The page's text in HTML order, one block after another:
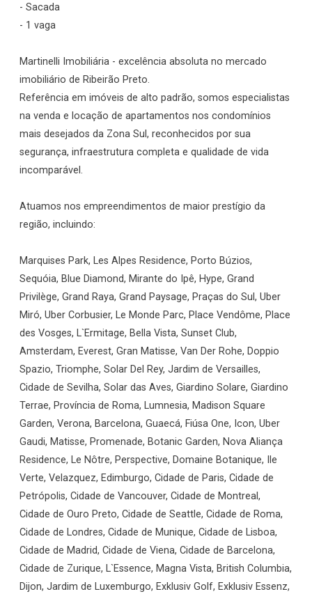
- Sacada
- 1 vaga
Martinelli Imobiliária - excelência absoluta no mercado
imobiliário de Ribeirão Preto.
Referência em imóveis de alto padrão, somos especialistas
na venda e locação de apartamentos nos condomínios
mais desejados da Zona Sul, reconhecidos por sua
segurança, infraestrutura completa e qualidade de vida
incomparável.
Atuamos nos empreendimentos de maior prestígio da
região, incluindo:
Marquises Park, Les Alpes Residence, Porto Búzios,
Sequóia, Blue Diamond, Mirante do Ipê, Hype, Grand
Privilège, Grand Raya, Grand Paysage, Praças do Sul, Uber
Miró, Uber Corbusier, Le Monde Parc, Place Vendôme, Place
des Vosges, L`Ermitage, Bella Vista, Sunset Club,
Amsterdam, Everest, Gran Matisse, Van Der Rohe, Doppio
Spazio, Triomphe, Solar Del Rey, Jardim de Versailles,
Cidade de Sevilha, Solar das Aves, Giardino Solare, Giardino
Terrae, Província de Roma, Lumnesia, Madison Square
Garden, Verona, Barcelona, Guaecá, Fiúsa One, Icon, Uber
Gaudi, Matisse, Promenade, Botanic Garden, Nova Aliança
Residence, Le Nôtre, Perspective, Domaine Botanique, Ile
Verte, Velazquez, Edimburgo, Cidade de Paris, Cidade de
Petrópolis, Cidade de Vancouver, Cidade de Montreal,
Cidade de Ouro Preto, Cidade de Seattle, Cidade de Roma,
Cidade de Londres, Cidade de Munique, Cidade de Lisboa,
Cidade de Madrid, Cidade de Viena, Cidade de Barcelona,
Cidade de Zurique, L`Essence, Magna Vista, British Columbia,
Dijon, Jardim de Luxemburgo, Exklusiv Golf, Exklusiv Essenz,